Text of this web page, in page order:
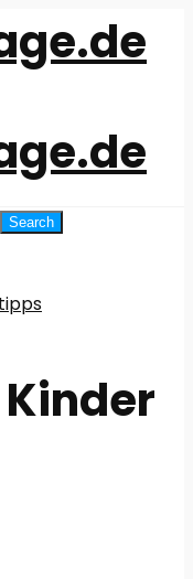
Search